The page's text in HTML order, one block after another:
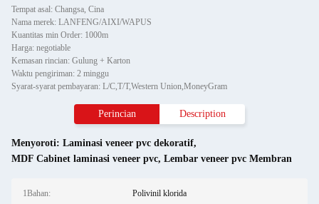
Tempat asal: Changsa, Cina
Nama merek: LANFENG/AIXI/WAPUS
Kuantitas min Order: 1000m
Harga: negotiable
Kemasan rincian: Gulung + Karton
Waktu pengiriman: 2 minggu
Syarat-syarat pembayaran: L/C,T/T,Western Union,MoneyGram
Perincian Description
Menyoroti: Laminasi veneer pvc dekoratif,
MDF Cabinet laminasi veneer pvc, Lembar veneer pvc Membran
1Bahan: Polivinil klorida